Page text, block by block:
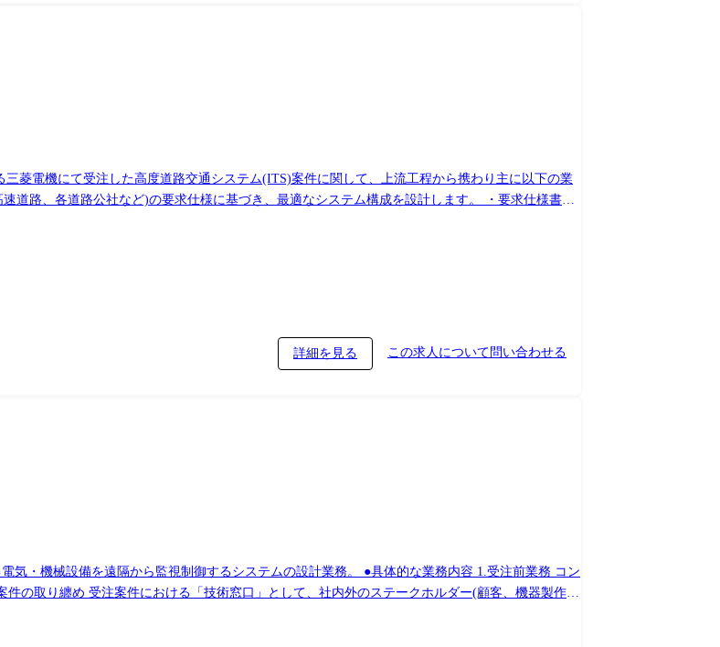
菱電機にて受注した高度道路交通システム(ITS)案件に関して、上流工程から携わり主に以下の業
業務:エンドユーザー、社内各部門(営業、調達、品質等)、製造ベンダー、工事会社との折衝 ・進
4.機器手配・管理 システム構築に不可欠な機器や補用品の
詳細を見る この求人について問い合わせる
ら監視制御するシステムの設計業務。 ●具体的な業務内容 1.受注前業務 コン
の取り纏め 受注案件における「技術窓口」として、社内外のステークホルダー(顧客、機器製作工